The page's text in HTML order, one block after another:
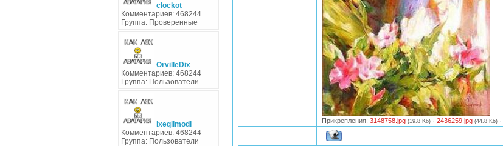
clockot
Комментариев: 468244
Группа: Проверенные
OrvilleDix
Комментариев: 468244
Группа: Пользователи
ixeqiimodi
Комментариев: 468244
Группа: Пользователи
Прикрепления: 3148758.jpg (19.8 Kb) · 2436259.jpg (44.8 Kb) ·